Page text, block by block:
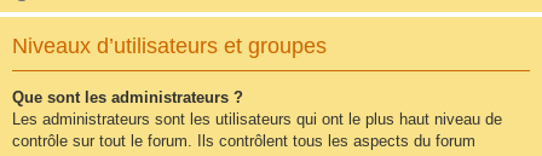
Niveaux d’utilisateurs et groupes
Que sont les administrateurs ?
Les administrateurs sont les utilisateurs qui ont le plus haut niveau de
contrôle sur tout le forum. Ils contrôlent tous les aspects du forum